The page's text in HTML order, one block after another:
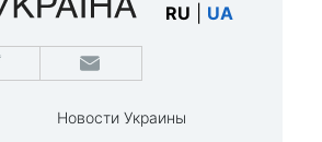
RU UA
Новости Украины